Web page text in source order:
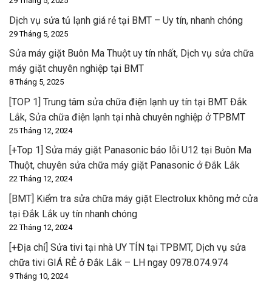
Dịch vụ sửa tủ lạnh giá rẻ tại BMT – Uy tín, nhanh chóng
29 Tháng 5, 2025
Sửa máy giặt Buôn Ma Thuột uy tín nhất, Dịch vụ sửa chữa
máy giặt chuyên nghiệp tại BMT
8 Tháng 5, 2025
[TOP 1] Trung tâm sửa chữa điện lạnh uy tín tại BMT Đắk
Lắk, Sửa chữa điện lạnh tại nhà chuyên nghiệp ở TPBMT
25 Tháng 12, 2024
[+Top 1] Sửa máy giặt Panasonic báo lỗi U12 tại Buôn Ma
Thuột, chuyên sửa chữa máy giặt Panasonic ở Đắk Lắk
22 Tháng 12, 2024
[BMT] Kiểm tra sửa chữa máy giặt Electrolux không mở cửa
tại Đắk Lắk uy tín nhanh chóng
22 Tháng 12, 2024
[+Địa chỉ] Sửa tivi tại nhà UY TÍN tại TPBMT, Dịch vụ sửa
chữa tivi GIÁ RẺ ở Đắk Lắk – LH ngay 0978.074.974
9 Tháng 10, 2024